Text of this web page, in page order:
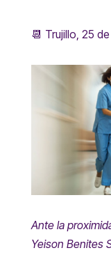
📆 Trujillo, 25
Ante la
Yeison Benites